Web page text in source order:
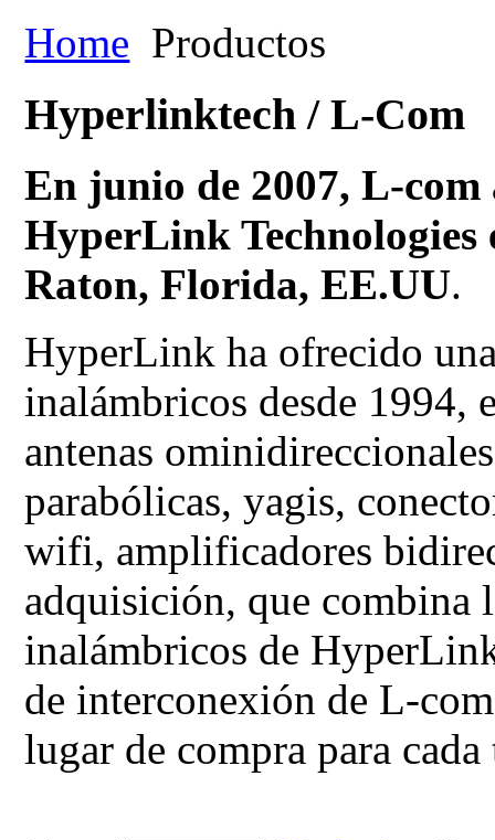
Home Productos
Hyperlinktech / L-Com
En junio de 2007, L-
HyperLink Technologies
Raton, Florida, EE.UU.
HyperLink ha ofrecido
inalámbricos desde 1994,
antenas
parabólicas, yagis,
wifi, amplificadores
adquisición, que combina
inalámbricos de
de interconexión de L-
lugar de compra para